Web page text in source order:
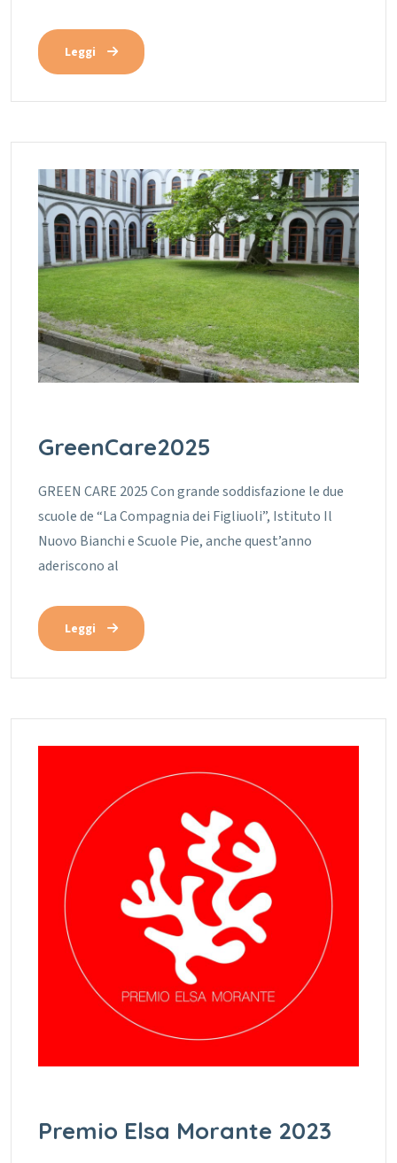
Leggi
GreenCare2025
GREEN CARE 2025 Con grande soddisfazione le due
scuole de “La Compagnia dei Figliuoli”, Istituto Il
Nuovo Bianchi e Scuole Pie, anche quest’anno
aderiscono al
Leggi
Premio Elsa Morante 2023